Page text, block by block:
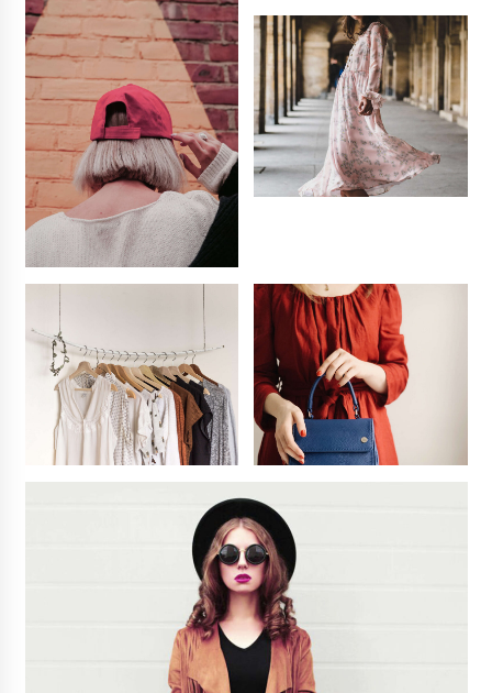
La Primera Maquina Casera para Crear Carne
Vegetal
3 años atrás
MOTERO VEGANO
3 años atrás
Empresas Veganas: Las Novedades Globales en
3 años atrás
Viajar en moto por Colombia
3 años atrás
El Evento de Fitness Vegano más Importante
3 años atrás
RED VEGANA
3 años atrás
Voy Libre: Viaje Documental
3 años atrás